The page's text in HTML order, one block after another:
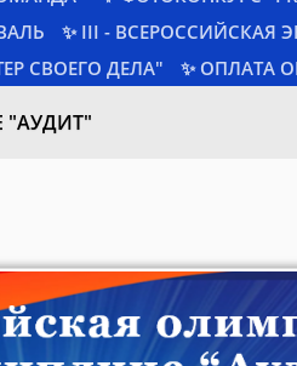
✨ III - ВСЕРОССИЙСКАЯ
СВОЕГО ДЕЛА"
✨ ОПЛАТА